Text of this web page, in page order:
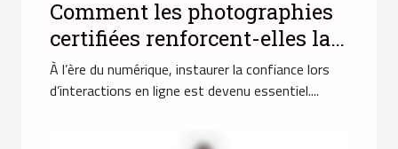
Comment les photographies
certifiées renforcent-elles la
confiance en ligne ?
À l’ère du numérique, instaurer la confiance lors
d’interactions en ligne est devenu essentiel....